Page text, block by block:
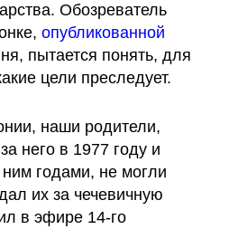
Обозреватель
пытается понять, для
цели преследует.
наши родители,
него в 1977 году и
годами, не могли
их за чечевичную
в эфире 14-го